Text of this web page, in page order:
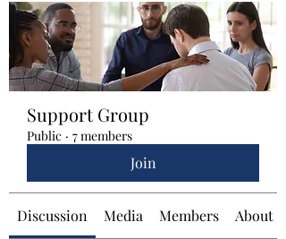
Support Group
Public · 7 members
Join
Discussion Media Members About